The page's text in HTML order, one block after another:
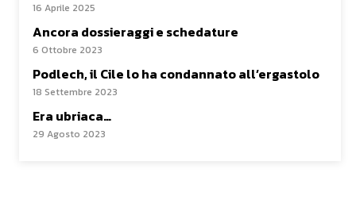
16 Aprile 2025
Ancora dossieraggi e schedature
6 Ottobre 2023
Podlech, il Cile lo ha condannato all’ergastolo
18 Settembre 2023
Era ubriaca…
29 Agosto 2023